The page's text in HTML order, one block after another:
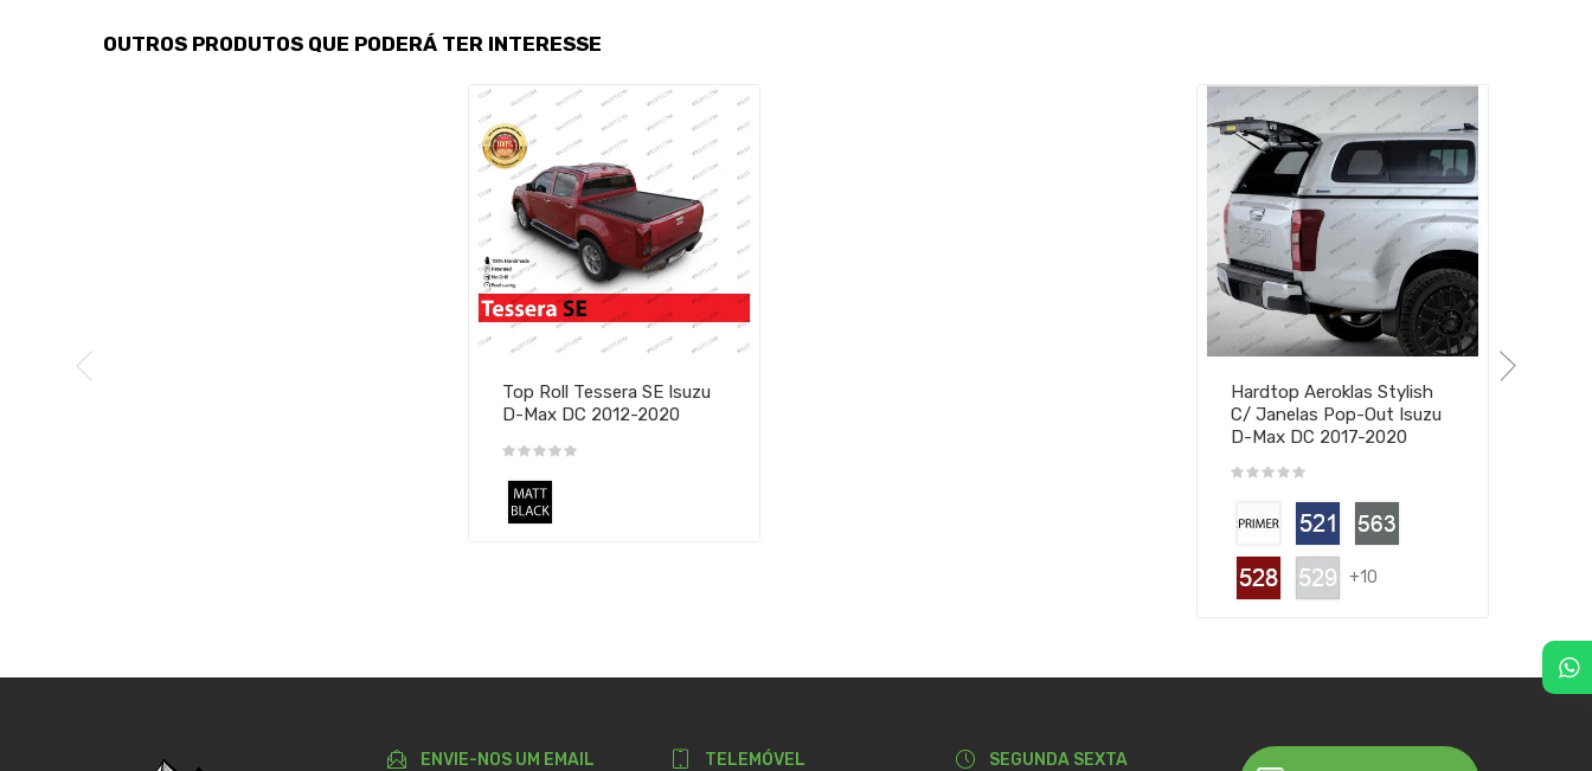
OUTROS PRODUTOS QUE PODERÁ TER INTERESSE
Top Roll Tessera SE Isuzu
D-Max DC 2012-2020
Hardtop Aeroklas Stylish
C/ Janelas Pop-Out Isuzu
D-Max DC 2017-2020
+10
ENVIE-NOS UM EMAIL TELEMÓVEL SEGUNDA SEXTA